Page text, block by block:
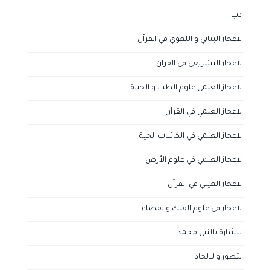
ادب
الاعجاز البياني و اللغوي في القرآن
الاعجاز التشريعي في القرآن
الاعجاز العلمي علوم الطب و الحياة
الاعجاز العلمي في القرآن
الاعجاز العلمي في الكائنات الحية
الاعجاز العلمي في علوم الأرض
الاعجاز الغيبي في القرآن
الاعجاز في علوم الفلك والفضاء
البشارة بالنبي محمد
التطور والالحاد